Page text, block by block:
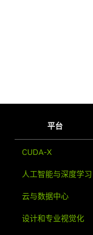
平台
CUDA-X
人工智能与深度学习
云与数据中心
设计和专业视觉化